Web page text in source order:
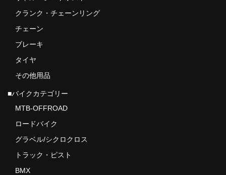
クランク・チェーンリング
チェーン
ブレーキ
タイヤ
その他用品
■バイクカテゴリー
MTB-OFFROAD
ロードバイク
グラベル/シクロクロス
トラック・ピスト
BMX